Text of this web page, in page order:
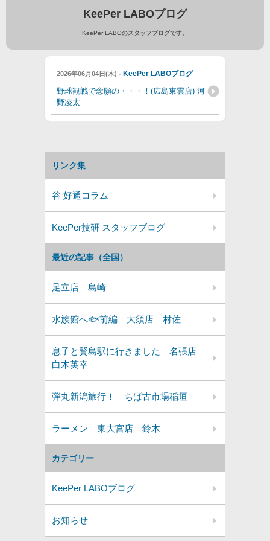
KeePer LABOブログ
KeePer LABOのスタッフブログです。
2026年06月04日(木) - KeePer LABOブログ
野球観戦で念願の・・・！(広島東雲店) 河
野凌太
カテゴリー
KeePer LABOブログ
お知らせ
最近の記事（全国）
足立店 島崎
水族館へ🐟前編 大須店 村佐
息子と賢島駅に行きました 名張店
白木英幸
弾丸新潟旅行！ ちば古市場稲垣
ラーメン 東大宮店 鈴木
リンク集
谷 好通コラム
KeePer技研 スタッフブログ